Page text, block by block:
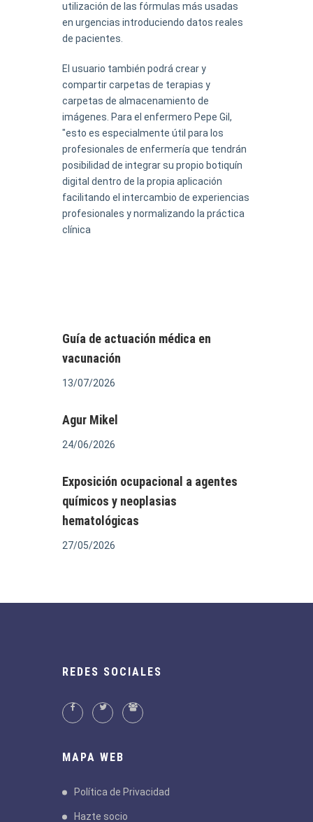
utilización de las fórmulas más usadas
en urgencias introduciendo datos reales
de pacientes.
El usuario también podrá crear y
compartir carpetas de terapias y
carpetas de almacenamiento de
imágenes. Para el enfermero Pepe Gil,
"esto es especialmente útil para los
profesionales de enfermería que tendrán
posibilidad de integrar su propio botiquín
digital dentro de la propia aplicación
facilitando el intercambio de experiencias
profesionales y normalizando la práctica
clínica
Guía de actuación médica en
vacunación
13/07/2026
Agur Mikel
24/06/2026
Exposición ocupacional a agentes
químicos y neoplasias
hematológicas
27/05/2026
REDES SOCIALES
MAPA WEB
Política de Privacidad
Hazte socio